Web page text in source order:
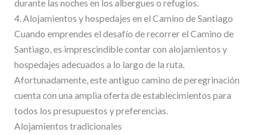
durante las noches en los albergues o refugios.
4. Alojamientos y hospedajes en el Camino de Santiago
Cuando emprendes el desafío de recorrer el Camino de
Santiago, es imprescindible contar con alojamientos y
hospedajes adecuados a lo largo de la ruta.
Afortunadamente, este antiguo camino de peregrinación
cuenta con una amplia oferta de establecimientos para
todos los presupuestos y preferencias.
Alojamientos tradicionales